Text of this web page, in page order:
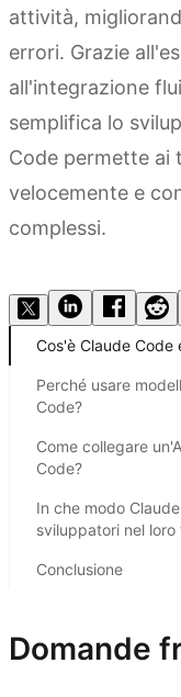
attività,
errori. Grazie
all'integrazione
semplifica lo
Code permette ai
velocemente e
complessi.
Cos'è Claude Code
Perché usare
Code?
Come collegare
Code?
In che modo
sviluppatori nel loro
Conclusione
Domande